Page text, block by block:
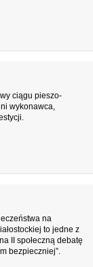
ciągu pieszo-
wykonawca,
na
to jedne z
II społeczną debatę
bezpieczniej”.